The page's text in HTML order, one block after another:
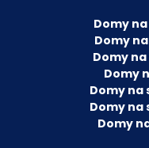
Domy
Domy
Domy
Domy
Domy na
Domy na
Domy